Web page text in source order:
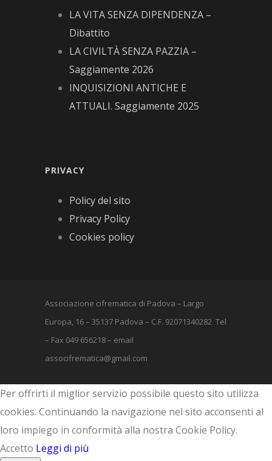
LA VITA SENZA DIPENDENZA –
Dibattito
LA CIVILTÀ SENZA PAZZIA –
Saggiamente 2026
INQUISIZIONI ANTICHE E
ATTUALI. Saggiamente 2025
PRIVACY
Policy del sito
Privacy Policy
Cookies policy
Associazione cifrematica di Padova – Largo
Europa, 16 – 35137 Padova – C.F. 92071340282 Tel
– Fax 049 656218 – email
associfrematica@gmail.com
Per offrirti il miglior servizio possibile questo sito utilizza
cookies. Continuando la navigazione nel sito acconsenti al
loro impiego in conformità alla nostra Cookie Policy.
Accetto Leggi di più